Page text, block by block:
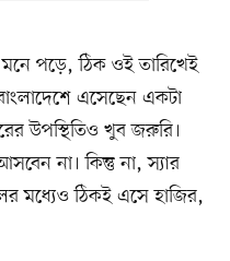
পড়ে, ঠিক ওই তারিখেই
এসেছেন একটা
উপস্থিতিও খুব জরুরি।
না। কিন্তু না, স্যার
মধ্যেও ঠিকই এসে হাজির,